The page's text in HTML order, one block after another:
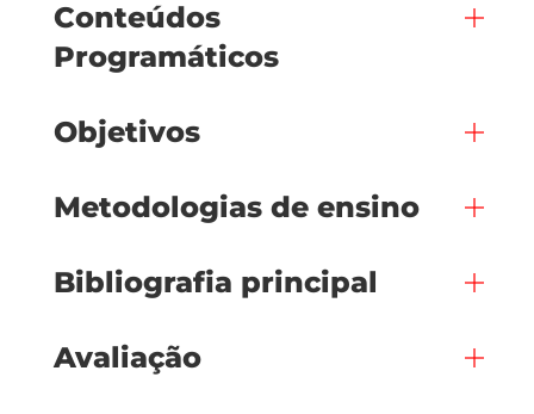
Conteúdos
Programáticos
Objetivos
Metodologias de ensino
Bibliografia principal
Avaliação